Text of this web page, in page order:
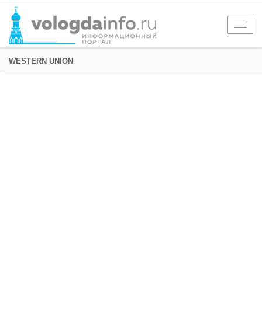
WESTERN UNION